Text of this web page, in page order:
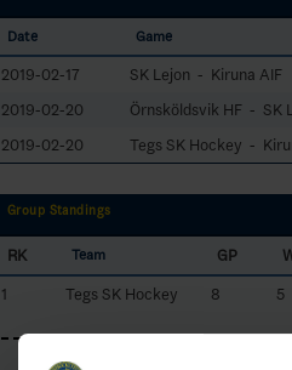
Date Game
2019-02-17 SK Lejon - Kiruna AIF
2019-02-20
Örnsköldsvik HF - SK
2019-02-20
Tegs SK Hockey -
Group Standings
RK Team GP
1
Tegs SK Hockey 8 5